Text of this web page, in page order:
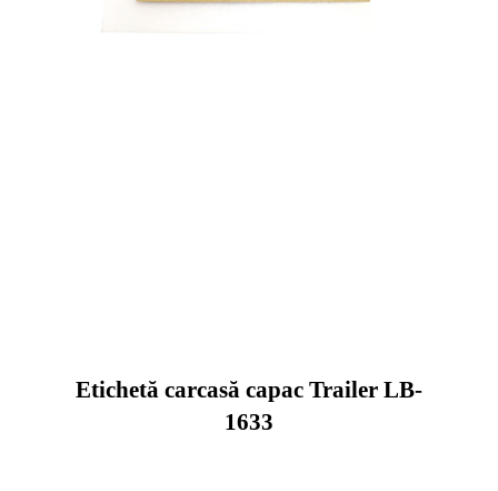
Etichetă carcasă capac Trailer LB-
1633